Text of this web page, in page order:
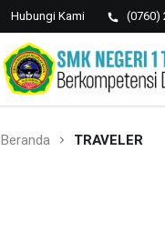
Hubungi Kami (0760)
SMK NEGERI
KUANTAN
Berkopetensi Dan
Beranda TRAVELER